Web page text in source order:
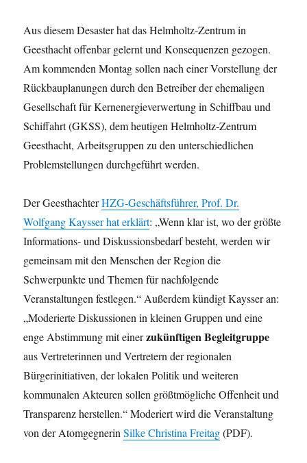
Aus diesem Desaster hat das Helmholtz-Zentrum in
Geesthacht offenbar gelernt und Konsequenzen gezogen.
Am kommenden Montag sollen nach einer Vorstellung der
Rückbauplanungen durch den Betreiber der ehemaligen
Gesellschaft für Kernenergieverwertung in Schiffbau und
Schiffahrt (GKSS), dem heutigen Helmholtz-Zentrum
Geesthacht, Arbeitsgruppen zu den unterschiedlichen
Problemstellungen durchgeführt werden.
Der GeesthachterHZG-Geschäftsführer, Prof. Dr.
Wolfgang Kaysser hat erklärt: „Wenn klar ist, wo der größte
Informations- und Diskussionsbedarf besteht, werden wir
gemeinsam mit den Menschen der Region die
Schwerpunkte und Themen für nachfolgende
Veranstaltungen festlegen.“ Außerdem kündigt Kaysser an:
„Moderierte Diskussionen in kleinen Gruppen und eine
enge Abstimmung mit einerzukünftigen Begleitgruppe
aus Vertreterinnen und Vertretern der regionalen
Bürgerinitiativen, der lokalen Politik und weiteren
kommunalen Akteuren sollen größtmögliche Offenheit und
Transparenz herstellen.“ Moderiert wird die Veranstaltung
von der AtomgegnerinSilke Christina Freitag(PDF).